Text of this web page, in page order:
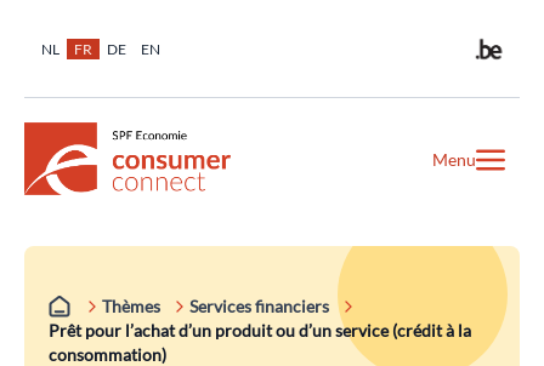
NL FR DE EN
Menu
Thèmes
Services financiers
Prêt pour l’achat d’un produit ou d’un service (crédit à la
consommation)